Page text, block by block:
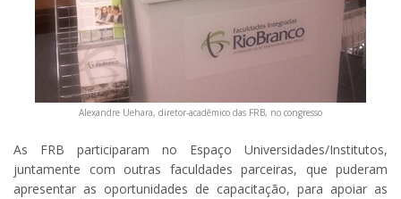
Alexandre Uehara, diretor-acadêmico das FRB, no congresso
As FRB participaram no Espaço Universidades/Institutos,
juntamente com outras faculdades parceiras, que puderam
apresentar as oportunidades de capacitação, para apoiar as